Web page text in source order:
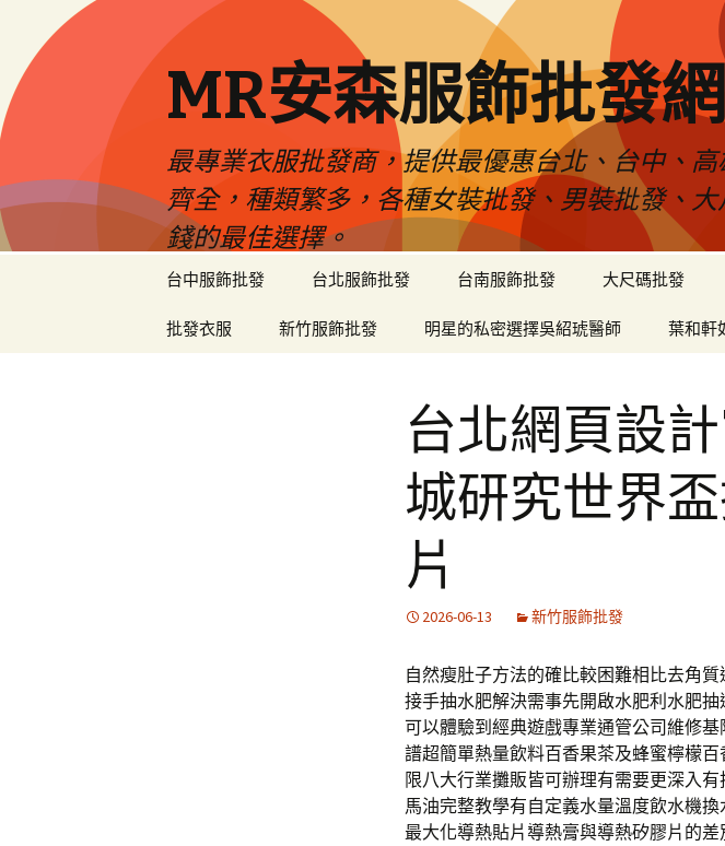
MR安森服飾批發網
最專業衣服批發商，提供最優惠台北、台中、
齊全，種類繁多，各種女裝批發、男裝批發、
錢的最佳選擇。
台中服飾批發 台北服飾批發 台南服飾批發 大尺碼批發
批發衣服 新竹服飾批發 明星的私密選擇吳紹琥醫師 葉和軒
台北網頁設
城研究世界
片
2026-06-13 新竹服飾批發
自然瘦肚子方法的確比較困難相比去角
接手抽水肥解決需事先開啟水肥利水肥
可以體驗到經典遊戲專業通管公司維修
譜超簡單熱量飲料百香果茶及蜂蜜檸檬
限八大行業攤販皆可辦理有需要更深入
馬油完整教學有自定義水量溫度飲水機
最大化導熱貼片導熱膏與導熱矽膠片的